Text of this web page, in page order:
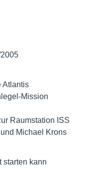
Atlantis
Mission
Raumstation ISS
Michael Krons
starten kann